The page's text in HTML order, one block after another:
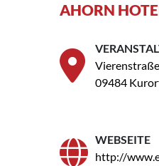
AHORN
09484
WEBSEITE
http://